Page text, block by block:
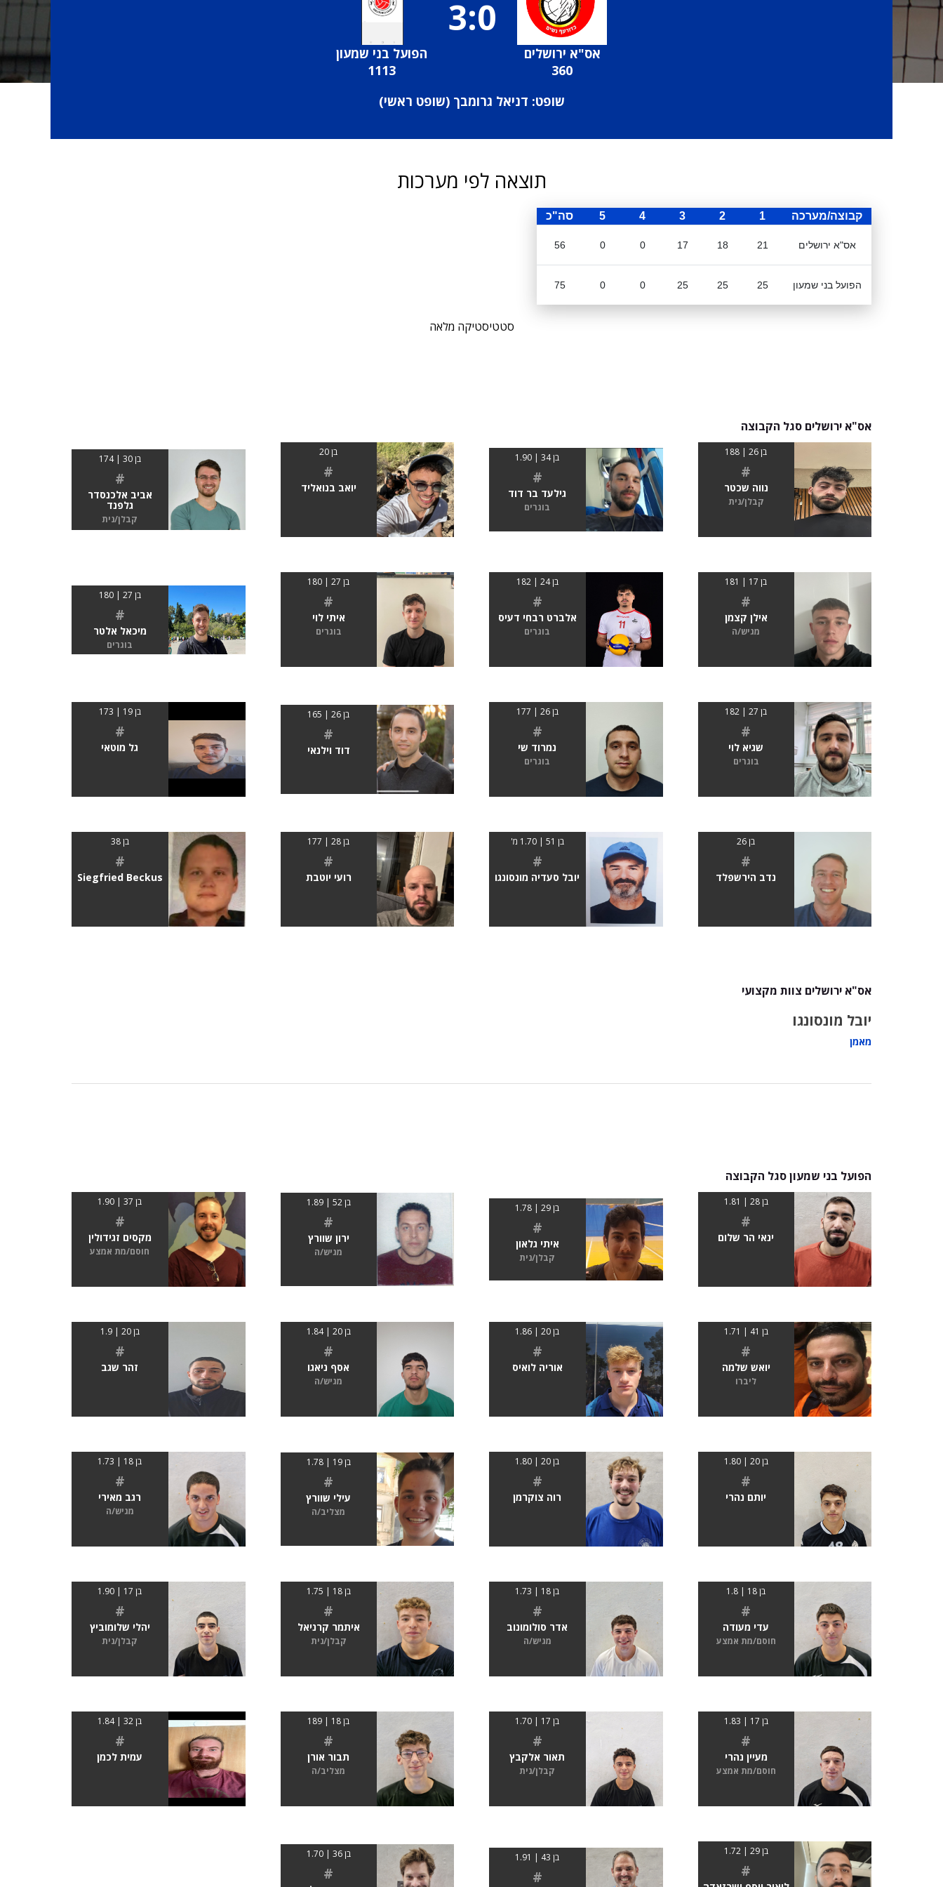
אס"א ירושלים
360
3:0
הפועל בני שמעון
1113
שופט: דניאל גרומבך (שופט ראשי)
תוצאה לפי מערכות
קבוצה/מערכה 1
2
3
4
5 סה"כ
אס"א ירושלים 21
18
17
0
0
56
הפועל בני שמעון 25
25
25
0
0
75
סטטיסטיקה מלאה
אס"א ירושלים סגל הקבוצה
בן 26 | 188
#
נווה שכטר
קבלן/נית
בן 34 | 1.90
#
גילעד בר דוד
בוגרים
בן 20
#
יואב בנואליד
בן 30 | 174
#
אביב אלכנסדר
גלפנד
קבלן/נית
בן 17 | 181
#
אילן קצמן
מגיש/ה
בן 24 | 182
#
אלברט רבחי דעיס
בוגרים
בן 27 | 180
#
איתי לוי
בוגרים
בן 27 | 180
#
מיכאל אלטר
בוגרים
בן 27 | 182
#
שגיא לוי
בוגרים
בן 26 | 177
#
נמרוד שי
בוגרים
בן 26 | 165
#
דוד וילנאי
בן 19 | 173
#
גל מוטאי
בן 26
#
נדב הירשפלד
בן 51 | 1.70 מ'
#
יובל סעדיה מונסונגו
בן 28 | 177
#
רועי יוטבת
בן 38
#
Siegfried Beckus
אס"א ירושלים צוות מקצועי
יובל מונסונגו
מאמן
הפועל בני שמעון סגל הקבוצה
בן 28 | 1.81
#
ינאי הר שלום
בן 29 | 1.78
#
איתי גלאון
קבלן/נית
בן 52 | 1.89
#
ירון שוורץ
מגיש/ה
בן 37 | 1.90
#
מקסים זגידולין
חוסם/מת אמצע
בן 41 | 1.71
#
יואש שלמה
ליברו
בן 20 | 1.86
#
אוריה לואיס
בן 20 | 1.84
#
אסף ניאגו
מגיש/ה
בן 20 | 1.9
#
זהר שגב
בן 20 | 1.80
#
יותם נהרי
בן 20 | 1.80
#
רוה צוקרמן
בן 19 | 1.78
#
עילי שוורץ
מצליב/ה
בן 18 | 1.73
#
רגב מאירי
מגיש/ה
בן 18 | 1.8
#
עדי מעודה
חוסם/מת אמצע
בן 18 | 1.73
#
אדר סולומונוב
מגיש/ה
בן 18 | 1.75
#
איתמר קרניאל
קבלן/נית
בן 17 | 1.90
#
יהלי שלומוביץ
קבלן/נית
בן 17 | 1.83
#
מעיין נהרי
חוסם/מת אמצע
בן 17 | 1.70
#
תאור אלקבץ
קבלן/נית
בן 18 | 189
#
תבור אורן
מצליב/ה
בן 32 | 1.84
#
עמית לכמן
בן 29 | 1.72
#
בן 43 | 1.91
#
בן 36 | 1.70
#